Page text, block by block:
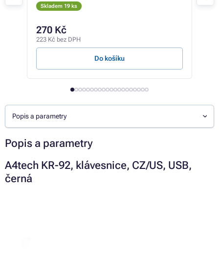
Skladem 19 ks
270 Kč
223 Kč bez DPH
Do košíku
Popis a parametry
Popis a parametry
A4tech KR-92, klávesnice, CZ/US, USB,
černá